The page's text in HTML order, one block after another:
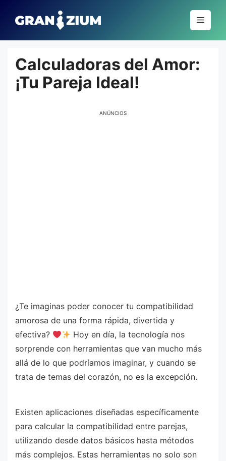
para
conteúdo
Menu
Calculadoras del Amor:
¡Tu Pareja Ideal!
ANÚNCIOS
¿Te imaginas poder conocer tu compatibilidad
amorosa de una forma rápida, divertida y
efectiva?
Hoy en día, la tecnología nos
sorprende con herramientas que van mucho más
allá de lo que podríamos imaginar, y cuando se
trata de temas del corazón, no es la excepción.
Existen aplicaciones diseñadas específicamente
para calcular la compatibilidad entre parejas,
utilizando desde datos básicos hasta métodos
más complejos. Estas herramientas no solo son